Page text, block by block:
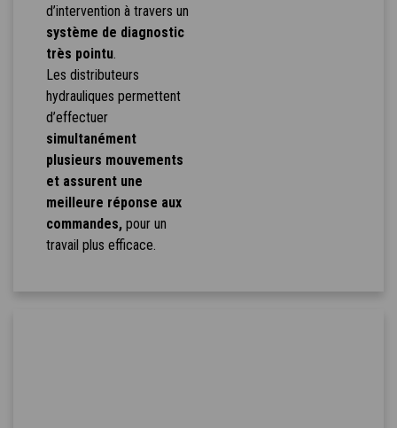
d’intervention à travers un
système de diagnostic
très pointu.
Les distributeurs
hydrauliques permettent
d’effectuer
simultanément
plusieurs mouvements
et assurent une
meilleure réponse aux
commandes,pour un
travail plus efficace.